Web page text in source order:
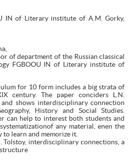
IN of Literary institute of A.M. Gorky,
of department of the Russian classical
FGBOOU IN of Literary institute of
for 10 form includes a big strata of
century. The paper conciders L.N.
shows interdisciplinary connection
History and Social Studies.
can help to interest both students and
any material, enen the
learn and memorize it.
Tolstoy, interdisciplinary connections, a